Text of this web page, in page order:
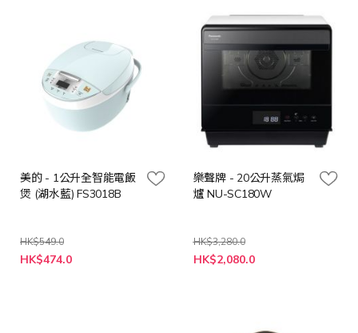
美的 - 1公升全智能電飯
煲 (湖水藍) FS3018B
HK$549.0
特
殊
HK$474.0
樂聲牌 - 20公升蒸氣焗
爐 NU-SC180W
HK$3,280.0
特
殊
HK$2,080.0